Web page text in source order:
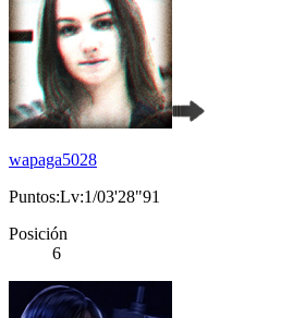
wapaga5028
Puntos:Lv:1/03'28"91
Posición
6